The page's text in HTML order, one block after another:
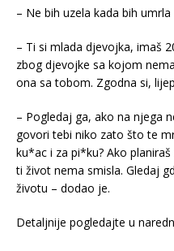
– Ne bih uzela kada bih
– Ti si mlada djevojka, imaš
zbog djevojke sa kojom
ona sa tobom. Zgodna si,
– Pogledaj ga, ako na njega
govori tebi niko zato što te
ku*ac i za pi*ku? Ako
ti život nema smisla. Gledaj
životu – dodao je.
Detaljnije pogledajte u